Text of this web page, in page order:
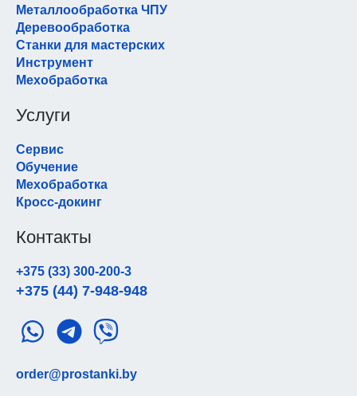
Металлообработка ЧПУ
Деревообработка
Станки для мастерских
Инструмент
Мехобработка
Услуги
Сервис
Обучение
Мехобработка
Кросс-докинг
Контакты
+375 (33) 300-200-3
+375 (44) 7-948-948
order@prostanki.by